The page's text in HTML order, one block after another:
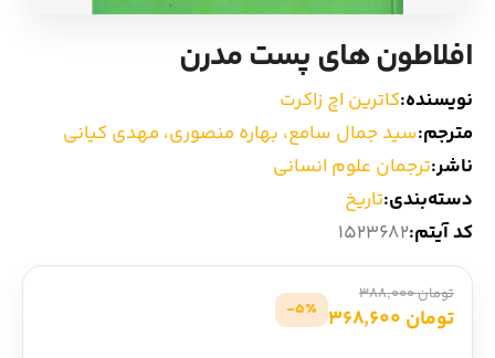
شعر و متون کهن
زندگینامه
افلاطون های پست مدرن
نویسنده:کاترین اچ زاکرت
مترجم:سید جمال سامع، بهاره منصوری، مهدی کیانی
ناشر:ترجمان علوم انسانی
دسته‌بندی:تاریخ
کد آیتم:1523682
تومان 388,000
تومان 368,600 5٪-